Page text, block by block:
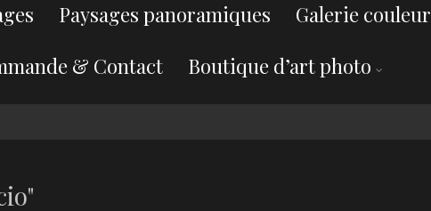
Paysages panoramiques Galerie couleur
& Contact
Boutique d’art photo